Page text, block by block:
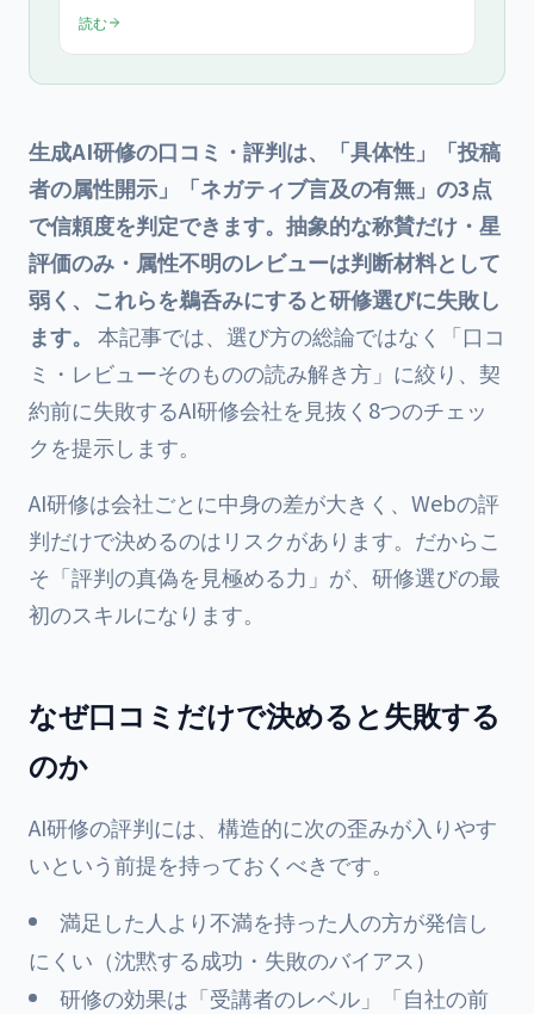
まで担います。役割・必要スキル・育成ステップとAI研修
読む
生成AI研修の口コミ・評判は、「具体性」「投稿
者の属性開示」「ネガティブ言及の有無」の3点
で信頼度を判定できます。抽象的な称賛だけ・星
評価のみ・属性不明のレビューは判断材料として
弱く、これらを鵜呑みにすると研修選びに失敗し
ます。 本記事では、選び方の総論ではなく「口コ
ミ・レビューそのものの読み解き方」に絞り、契
約前に失敗するAI研修会社を見抜く8つのチェッ
クを提示します。
AI研修は会社ごとに中身の差が大きく、Webの評
判だけで決めるのはリスクがあります。だからこ
そ「評判の真偽を見極める力」が、研修選びの最
初のスキルになります。
なぜ口コミだけで決めると失敗する
のか
AI研修の評判には、構造的に次の歪みが入りやす
いという前提を持っておくべきです。
満足した人より不満を持った人の方が発信し
にくい（沈黙する成功・失敗のバイアス）
研修の効果は「受講者のレベル」「自社の前